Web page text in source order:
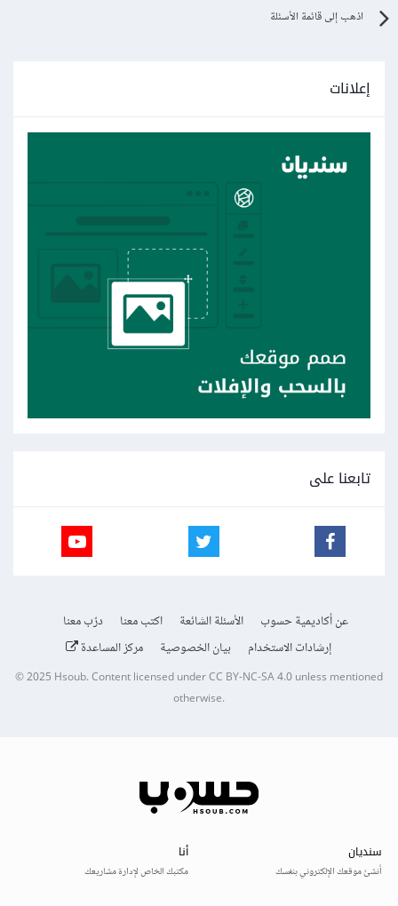
اذهب إلى قائمة الأسئلة
إعلانات
تابعنا على
عن أكاديمية حسوب الأسئلة الشائعة اكتب معنا
درّب معنا
إرشادات الاستخدام
بيان الخصوصية مركز المساعدة
© 2025Hsoub.Content licensed underCC BY-NC-SA 4.0unless mentioned
otherwise.